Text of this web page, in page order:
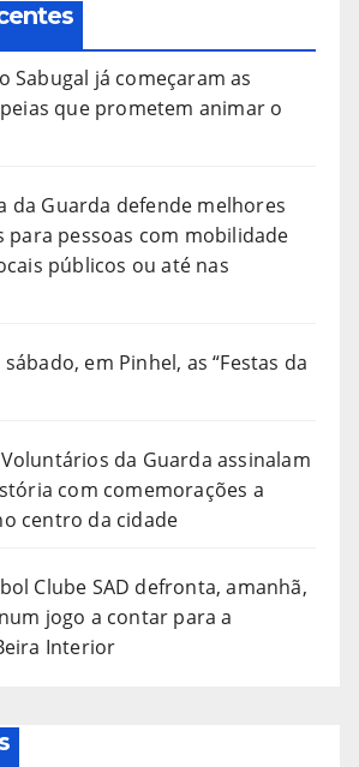
Sabugal já começaram as
que prometem animar o
da Guarda defende melhores
para pessoas com mobilidade
públicos ou até nas
em Pinhel, as “Festas da
da Guarda assinalam
com comemorações a
centro da cidade
Clube SAD defronta, amanhã,
jogo a contar para a
Interior